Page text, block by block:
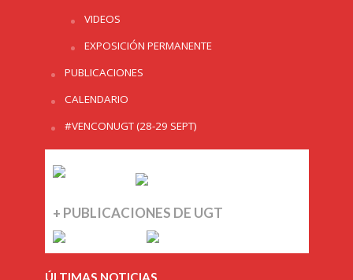
VIDEOS
EXPOSICIÓN PERMANENTE
PUBLICACIONES
CALENDARIO
#VENCONUGT (28-29 SEPT)
+ PUBLICACIONES DE UGT
ÚLTIMAS NOTICIAS